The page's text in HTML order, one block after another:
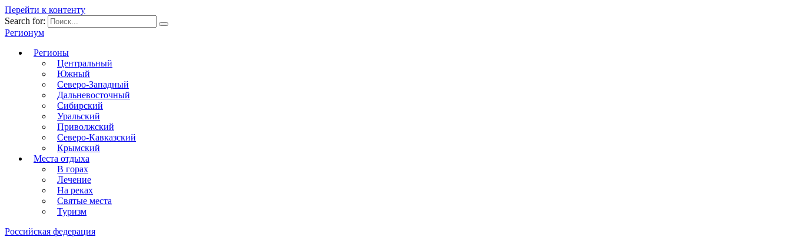
Перейти к контенту
Search for:
Регионум
Регионы
Центральный
Южный
Северо-Западный
Дальневосточный
Сибирский
Уральский
Приволжский
Северо-Кавказский
Крымский
Места отдыха
В горах
Лечение
На реках
Святые места
Туризм
Российская федерация